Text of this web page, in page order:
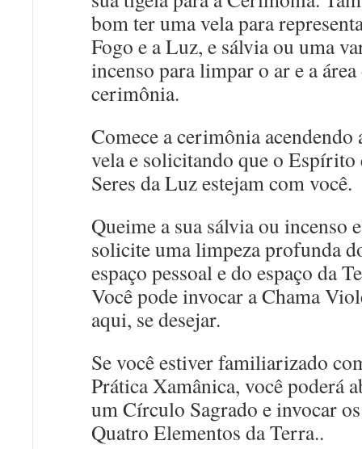
bom ter uma vela para
Fogo e a Luz, e sálvia ou uma
incenso para limpar o ar e a área
cerimônia.
Comece a cerimônia acendendo
vela e solicitando que o Espírito
Seres da Luz estejam com você.
Queime a sua sálvia ou incenso e
solicite uma limpeza profunda
espaço pessoal e do espaço da
Você pode invocar a Chama
aqui, se desejar.
Se você estiver familiarizado
Prática Xamânica, você poderá
um Círculo Sagrado e invocar os
Quatro Elementos da Terra..